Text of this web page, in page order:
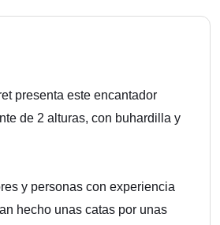
presenta este encantador
de 2 alturas, con buhardilla y
y personas con experiencia
hecho unas catas por unas